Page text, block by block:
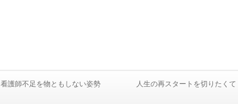
看護師不足を物ともしない姿勢 人生の再スタートを切りたくて